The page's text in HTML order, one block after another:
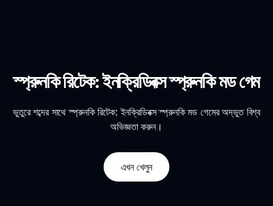
স্প্রুনকি রিটেক: ইনক্রিডিবক্স স্প্রুনকি মড গেম
ভুতুরে শব্দের সাথে স্প্রুনকি রিটেক: ইনক্রিডিবক্স স্প্রুনকি মড গেমের অদ্ভুত বিশ্ব
অভিজ্ঞতা করুন।
এখন খেলুন